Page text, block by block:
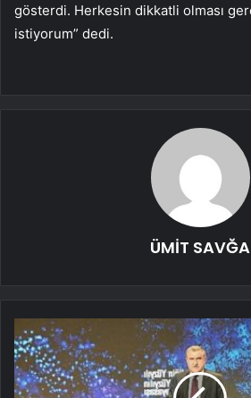
gösterdi. Herkesin dikkatli olması
istiyorum” dedi.
ÜMİT SAVĞA